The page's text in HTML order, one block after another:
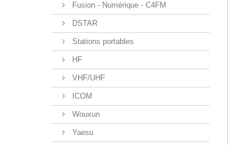
Fusion - Numérique - C4FM
DSTAR
Stations portables
HF
VHF/UHF
ICOM
Wouxun
Yaesu